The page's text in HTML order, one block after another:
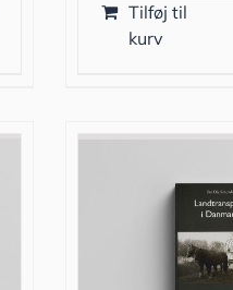
Tilføj til
kurv